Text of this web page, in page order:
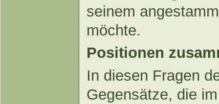
seinem
möchte.
Positionen
In diesen Fragen
Gegensätze, die